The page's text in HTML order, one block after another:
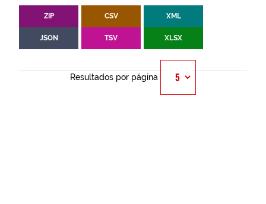
ZIP CSV XML
JSON TSV XLSX
Resultados por página